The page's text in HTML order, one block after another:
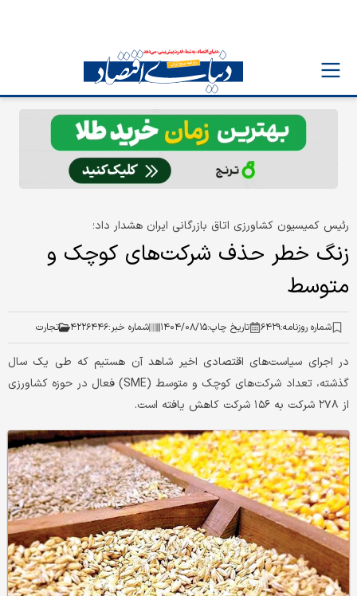
رئیس کمیسیون کشاورزی اتاق بازرگانی ایران هشدار داد؛
زنگ خطر حذف شرکت‌های کوچک و
متوسط
شماره روزنامه:۶۴۲۹ تاریخ چاپ:۱۴۰۴/۰۸/۱۵ شماره خبر:۴۲۲۶۴۴۶ تجارت
در اجرای سیاست‌های اقتصادی اخیر شاهد آن هستیم که طی یک سال
گذشته، تعداد شرکت‌های کوچک و متوسط (SME) فعال در حوزه کشاورزی
از ۲۷۸ شرکت به ۱۵۶ شرکت کاهش یافته است.